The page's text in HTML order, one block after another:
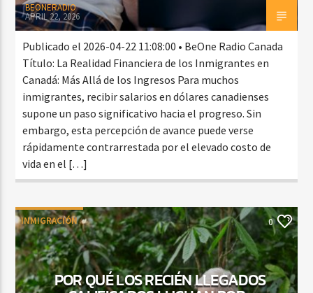
BEONERADIO
APRIL 22, 2026
Publicado el 2026-04-22 11:08:00 • BeOne Radio Canada
Título: La Realidad Financiera de los Inmigrantes en
Canadá: Más Allá de los Ingresos Para muchos
inmigrantes, recibir salarios en dólares canadienses
supone un paso significativo hacia el progreso. Sin
embargo, esta percepción de avance puede verse
rápidamente contrarrestada por el elevado costo de
vida en el […]
INMIGRACIÓN 0
POR QUÉ LOS RECIÉN LLEGADOS